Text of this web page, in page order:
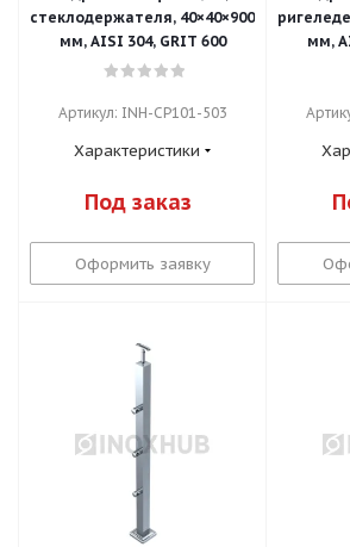
стеклодержателя, 40×40×900
мм, AISI 304, GRIT 600
Артикул: INH-CP101-503
Характеристики
Под заказ
Оформить заявку
мм,